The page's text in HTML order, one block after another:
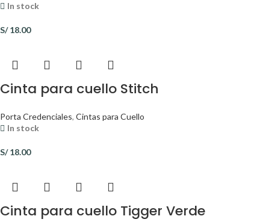
In stock
S/18.00
Cinta para cuello Stitch
Porta Credenciales, Cintas para Cuello
In stock
S/18.00
Cinta para cuello Tigger Verde